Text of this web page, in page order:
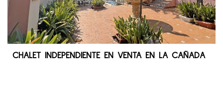
CHALET INDEPENDIENTE EN VENTA EN LA CAÑADA